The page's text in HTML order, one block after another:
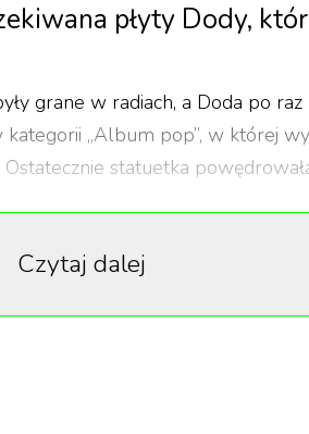
płyty Dody,
grane w radiach, a Doda po
„Album pop”, w której
statuetka
Czytaj dalej